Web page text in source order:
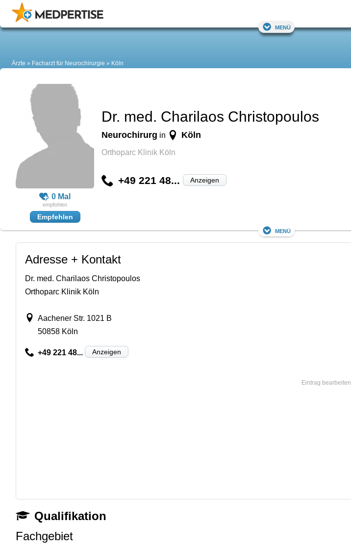
Menü
Ärzte Facharzt für Neurochirurgie Köln
0 Mal
Empfehlen
Dr. med. Charilaos Christopoulos
Neurochirurg in Köln
Orthoparc Klinik Köln
+49 221 48... Anzeigen
Menü
Adresse + Kontakt
Dr. med. Charilaos Christopoulos
Orthoparc Klinik Köln
Aachener Str. 1021 B
50858 Köln
+49 221 48... Anzeigen
Eintrag bearbeiten
Qualifikation
Fachgebiet